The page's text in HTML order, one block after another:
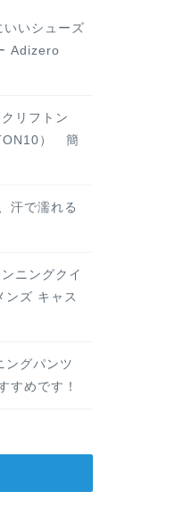
いシューズ
Adizero
リフトン
） 簡
汗で濡れる
ニングクイ
ンズ キャス
ングパンツ
すめです！